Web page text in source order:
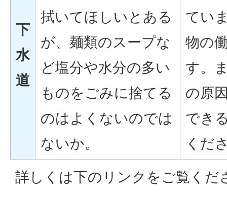
下
水
道
拭いてほしいとある
が、麺類のスープな
ど塩分や水分の多い
ものをごみに捨てる
のはよくないのでは
ないか。
てい
物の
す。
の原
でき
くだ
詳しくは下のリンクをご覧くだ